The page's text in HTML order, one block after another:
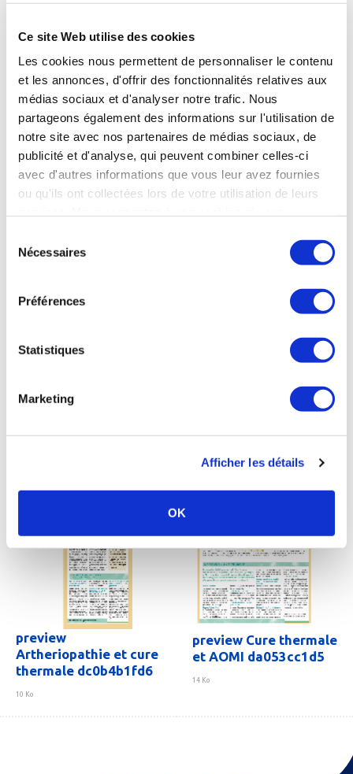
Ce site Web utilise des cookies
Les cookies nous permettent de personnaliser le contenu
et les annonces, d'offrir des fonctionnalités relatives aux
médias sociaux et d'analyser notre trafic. Nous
partageons également des informations sur l'utilisation de
notre site avec nos partenaires de médias sociaux, de
publicité et d'analyse, qui peuvent combiner celles-ci
avec d'autres informations que vous leur avez fournies
ou qu'ils ont collectées lors de votre utilisation de leurs
Nécessaires
Préférences
Statistiques
Marketing
Afficher les détails
OK
Chamalières - Thermes de Royat
13 avril au 07 novembre 2026 04 73 29 51 51
Plus d’infos sur l’établissement
BOURBON-LANCY
- Bourgogne-Franche-
Bourbon-Lancy - Bourbon-Lancy
18 mars au 18 novembre 2026
preview
Artheriopathie et cure
thermale dc0b4b1fd6
10 Ko
preview Cure thermale
et AOMI da053cc1d5
14 Ko